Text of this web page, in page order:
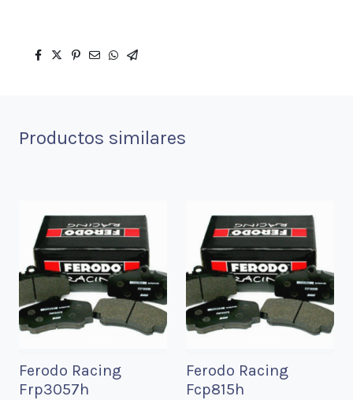
Productos similares
Ferodo Racing
Frp3057h
Ferodo Racing
Fcp815h